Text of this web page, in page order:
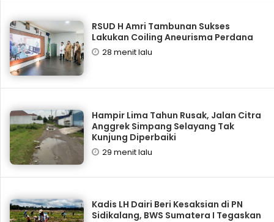
RSUD H Amri Tambunan Sukses
Lakukan Coiling Aneurisma Perdana
28 menit lalu
Hampir Lima Tahun Rusak, Jalan Citra
Anggrek Simpang Selayang Tak
Kunjung Diperbaiki
29 menit lalu
Kadis LH Dairi Beri Kesaksian di PN
Sidikalang, BWS Sumatera I Tegaskan